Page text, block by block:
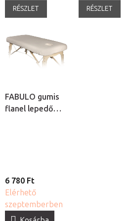
RÉSZLET RÉSZLET
FABULO gumis
flanel lepedő
6 780 Ft
Elérhető
szeptemberben